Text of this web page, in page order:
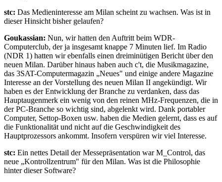
stc: Das Medieninteresse am Milan scheint zu wachsen. Was ist in
dieser Hinsicht bisher gelaufen?
Goukassian: Nun, wir hatten den Auftritt beim WDR-
Computerclub, der ja insgesamt knappe 7 Minuten lief. Im Radio
(NDR 1) hatten wir ebenfalls einen dreiminütigen Bericht über den
neuen Milan. Darüber hinaus haben auch c't, die Musikmagazine,
das 3SAT-Computermagazin „Neues" und einige andere Magazine
Interesse an der Vorstellung des neuen Milan II angekündigt. Wir
haben es der Entwicklung der Branche zu verdanken, dass das
Hauptaugenmerk ein wenig von den reinen MHz-Frequenzen, die in
der PC-Branche so wichtig sind, abgelenkt wird. Dank portabler
Computer, Settop-Boxen usw. haben die Medien gelernt, dass es auf
die Funktionalität und nicht auf die Geschwindigkeit des
Hauptprozessors ankommt. Insofern verspüren wir viel Interesse.
stc: Ein nettes Detail der Messepräsentation war M_Control, das
neue „Kontrollzentrum" für den Milan. Was ist die Philosophie
hinter dieser Software?